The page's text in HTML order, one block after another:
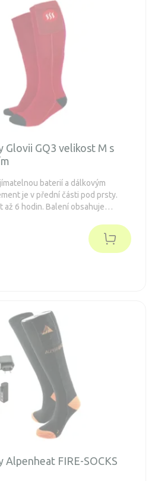
Glovii GQ3 velikost M s
baterií a dálkovým
je v přední části pod prsty.
až 6 hodin. Balení obsahuje
FIRE-SOCKS